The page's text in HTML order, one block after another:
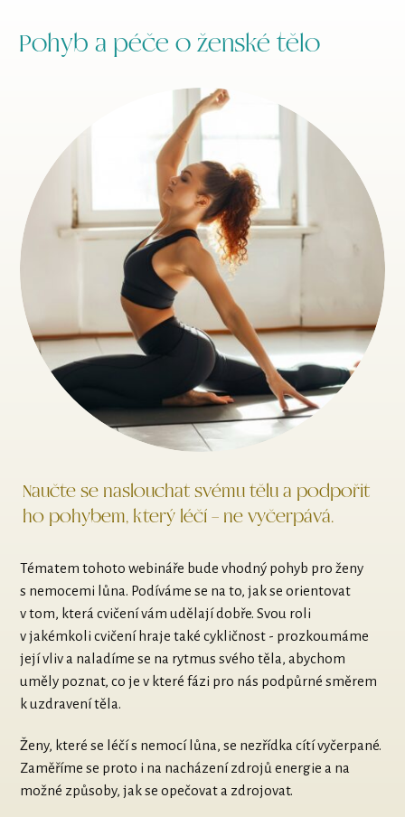
Pohyb a péče o ženské tělo
Naučte se naslouchat svému tělu a podpořit
ho pohybem, který léčí – ne vyčerpává.
Tématem tohoto webináře bude vhodný pohyb pro ženy
s nemocemi lůna. Podíváme se na to, jak se orientovat
v tom, která cvičení vám udělají dobře. Svou roli
v jakémkoli cvičení hraje také cykličnost - prozkoumáme
její vliv a naladíme se na rytmus svého těla, abychom
uměly poznat, co je v které fázi pro nás podpůrné směrem
k uzdravení těla.
Ženy, které se léčí s nemocí lůna, se nezřídka cítí vyčerpané.
Zaměříme se proto i na nacházení zdrojů energie a na
možné způsoby, jak se opečovat a zdrojovat.